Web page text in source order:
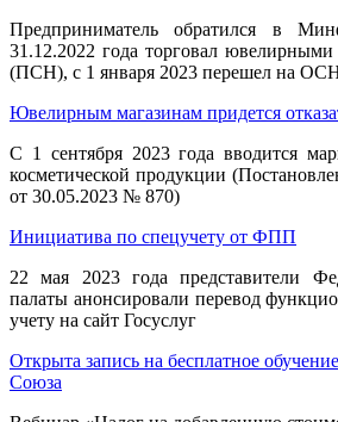
Предприниматель обратился в
31.12.2022 года торговал
(ПСН), с 1 января 2023 перешел на
Ювелирным магазинам придется
C 1 сентября 2023 года вводится
косметической продукции
от 30.05.2023 № 870)
Инициатива по спецучету от ФПП
22 мая 2023 года представители
палаты анонсировали перевод
учету на сайт Госуслуг
Открыта запись на бесплатное
Союза